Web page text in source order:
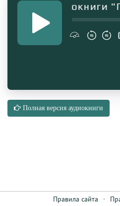
аудиокниги
Полная версия аудиокниги
Правила сайта ·